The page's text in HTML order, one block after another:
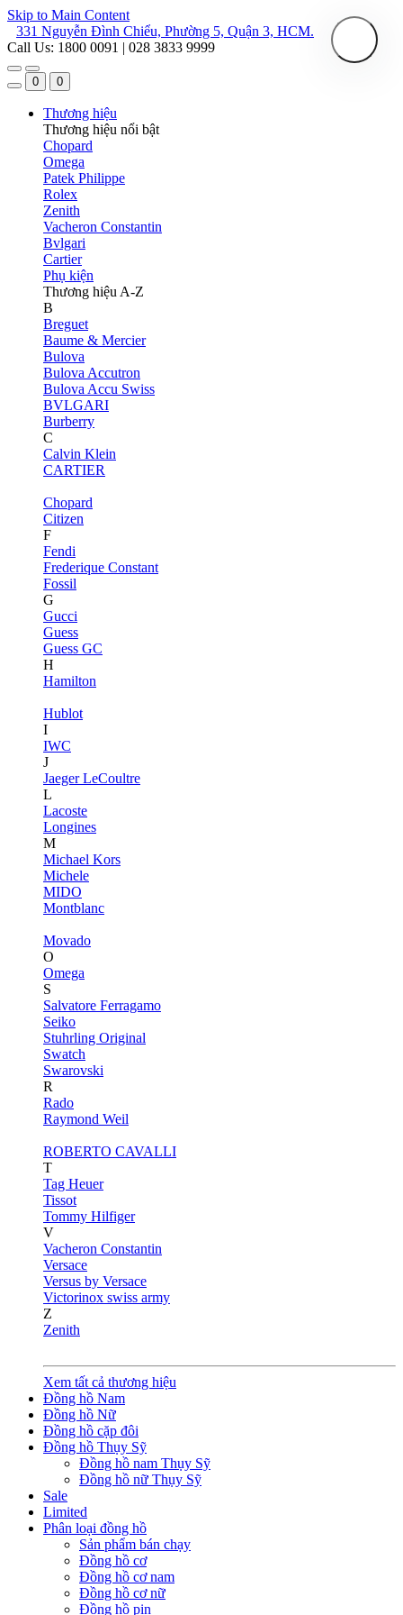
Skip to Main Content
331 Nguyễn Đình Chiểu, Phường 5, Quận 3, HCM.
Call Us: 1800 0091 | 028 3833 9999
0 0
Thương hiệu
Thương hiệu nổi bật
Chopard
Omega
Patek Philippe
Rolex
Zenith
Vacheron Constantin
Bvlgari
Cartier
Phụ kiện
Thương hiệu A-Z
B
Breguet
Baume & Mercier
Bulova
Bulova Accutron
Bulova Accu Swiss
BVLGARI
Burberry
C
Calvin Klein
CARTIER
Chopard
Citizen
F
Fendi
Frederique Constant
Fossil
G
Gucci
Guess
Guess GC
H
Hamilton
Hublot
I
IWC
J
Jaeger LeCoultre
L
Lacoste
Longines
M
Michael Kors
Michele
MIDO
Montblanc
Movado
O
Omega
S
Salvatore Ferragamo
Seiko
Stuhrling Original
Swatch
Swarovski
R
Rado
Raymond Weil
ROBERTO CAVALLI
T
Tag Heuer
Tissot
Tommy Hilfiger
V
Vacheron Constantin
Versace
Versus by Versace
Victorinox swiss army
Z
Zenith
Xem tất cả thương hiệu
Đồng hồ Nam
Đồng hồ Nữ
Đồng hồ cặp đôi
Đồng hồ Thụy Sỹ
Đồng hồ nam Thụy Sỹ
Đồng hồ nữ Thụy Sỹ
Sale
Limited
Phân loại đồng hồ
Sản phẩm bán chạy
Đồng hồ cơ
Đồng hồ cơ nam
Đồng hồ cơ nữ
Đồng hồ pin